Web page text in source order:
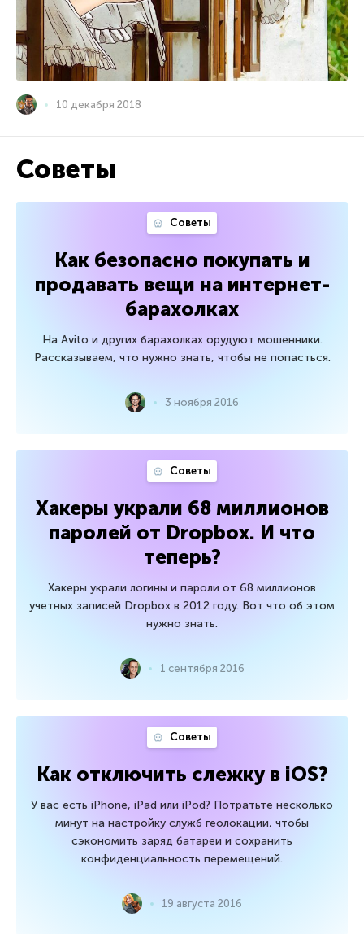
10 декабря 2018
Советы
Советы
Как безопасно покупать и
продавать вещи на интернет-
барахолках
На Avito и других барахолках орудуют мошенники.
Рассказываем, что нужно знать, чтобы не попасться.
3 ноября 2016
Советы
Хакеры украли 68 миллионов
паролей от Dropbox. И что
теперь?
Хакеры украли логины и пароли от 68 миллионов
учетных записей Dropbox в 2012 году. Вот что об этом
нужно знать.
1 сентября 2016
Советы
Как отключить слежку в iOS?
У вас есть iPhone, iPad или iPod? Потратьте несколько
минут на настройку служб геолокации, чтобы
сэкономить заряд батареи и сохранить
конфиденциальность перемещений.
19 августа 2016